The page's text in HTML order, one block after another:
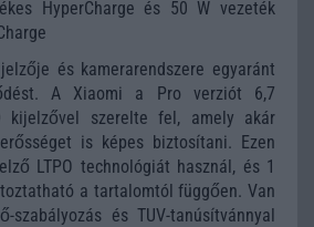
HyperCharge és 50 W vezeték
és kamerarendszere egyaránt
A Xiaomi a Pro verziót 6,7
kijelzővel szerelte fel, amely akár
is képes biztosítani. Ezen
LTPO technológiát használ, és 1
a tartalomtól függően. Van
szabályozás és TUV-tanúsítvánnyal